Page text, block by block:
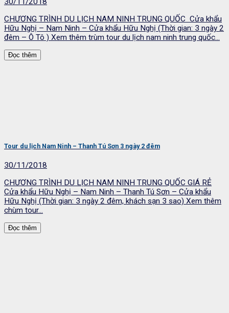
CHƯƠNG TRÌNH DU LỊCH NAM NINH TRUNG QUỐC Cửa khẩu
Hữu Nghị – Nam Ninh – Cửa khẩu Hữu Nghị (Thời gian: 3 ngày 2
đêm – Ô Tô ) Xem thêm trùm tour du lịch nam ninh trung quốc...
Đọc thêm
Tour du lịch Nam Ninh – Thanh Tú Sơn 3 ngày 2 đêm
30/11/2018
CHƯƠNG TRÌNH DU LỊCH NAM NINH TRUNG QUỐC GIÁ RẺ
Cửa khẩu Hữu Nghị – Nam Ninh – Thanh Tú Sơn – Cửa khẩu
Hữu Nghị (Thời gian: 3 ngày 2 đêm, khách sạn 3 sao) Xem thêm
chùm tour...
Đọc thêm